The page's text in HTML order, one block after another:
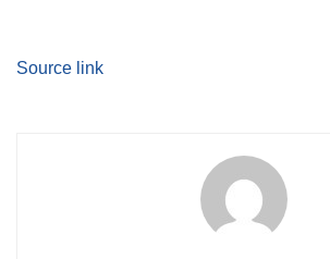
Source link